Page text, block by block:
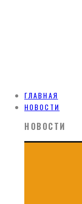
ГЛАВНАЯ
НОВОСТИ
НОВОСТИ